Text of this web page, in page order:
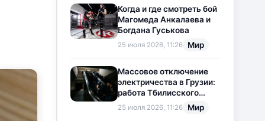
Когда и где смотреть бой
Магомеда Анкалаева и
Богдана Гуськова
25 июля 2026, 11:26 Мир
Массовое отключение
электричества в Грузии:
работа Тбилисского
метрополитена
приостановлена
25 июля 2026, 11:26 Мир